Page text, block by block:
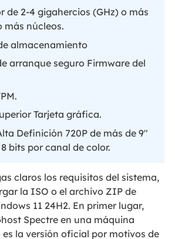
de 2-4 gigahercios (GHz) o más
más núcleos.
almacenamiento
arranque seguro Firmware del
Tarjeta gráfica.
Definición 720P de más de 9"
bits por canal de color.
claros los requisitos del sistema,
la ISO o el archivo ZIP de
11 24H2. En primer lugar,
Spectre en una máquina
la versión oficial por motivos de